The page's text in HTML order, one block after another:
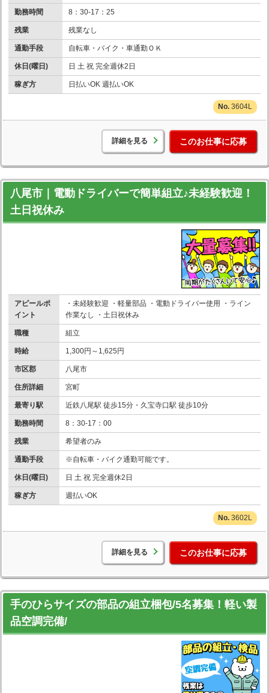
勤務時間 8：30-17：25
残業 残業なし
通勤手段 自転車・バイク・車通勤ＯＫ
休日(曜日) 日 土 祝 完全週休2日
稼ぎ方 日払いOK 週払いOK
3604L
詳細を見る このお仕事に応募
八尾市｜電動ドライバーで簡単組立♪未経験歓迎！
土日祝休み
アピールポ
イント
・未経験歓迎 ・軽量部品 ・電動ドライバー使用 ・ライン
作業なし ・土日祝休み
職種 組立
時給 1,300円～1,625円
市区郡 八尾市
住所詳細 宮町
最寄り駅 近鉄八尾駅 徒歩15分・久宝寺口駅 徒歩10分
勤務時間 8：30-17：00
残業 希望者のみ
通勤手段 ※自転車・バイク通勤可能です。
休日(曜日) 日 土 祝 完全週休2日
稼ぎ方 週払いOK
3602L
詳細を見る このお仕事に応募
手のひらサイズの部品の組立梱包/5名募集！軽い製
品空調完備/